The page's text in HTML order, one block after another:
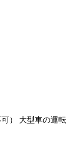
） 大型車の運転